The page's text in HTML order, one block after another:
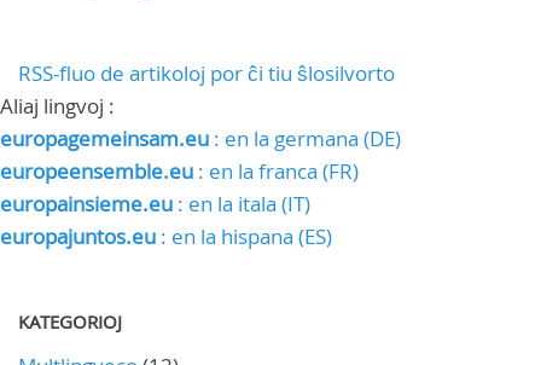
RSS-fluo de artikoloj por ĉi tiu ŝlosilvorto
Aliaj lingvoj :
europagemeinsam.eu : en la germana (DE)
europeensemble.eu : en la franca (FR)
europainsieme.eu : en la itala (IT)
europajuntos.eu : en la hispana (ES)
KATEGORIOJ